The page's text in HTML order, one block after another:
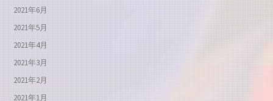
2021年6月
2021年5月
2021年4月
2021年3月
2021年2月
2021年1月